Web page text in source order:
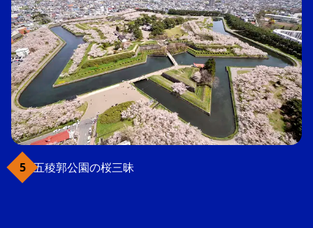
五稜郭公園の桜三昧